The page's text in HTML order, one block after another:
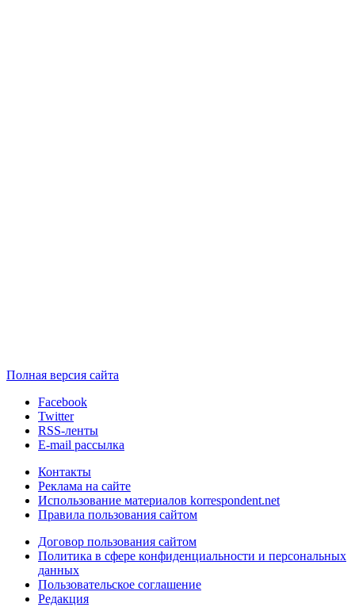
Полная версия сайта
Facebook
Twitter
RSS-ленты
E-mail рассылка
Контакты
Реклама на сайте
Использование материалов korrespondent.net
Правила пользования сайтом
Договор пользования сайтом
Политика в сфере конфиденциальности и персональных
данных
Пользовательское соглашение
Редакция